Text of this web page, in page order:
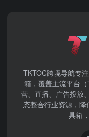
TKTOC跨境导航​专
箱，覆盖主流平台
营、直播、广告投放
态整合行业资源，
具箱